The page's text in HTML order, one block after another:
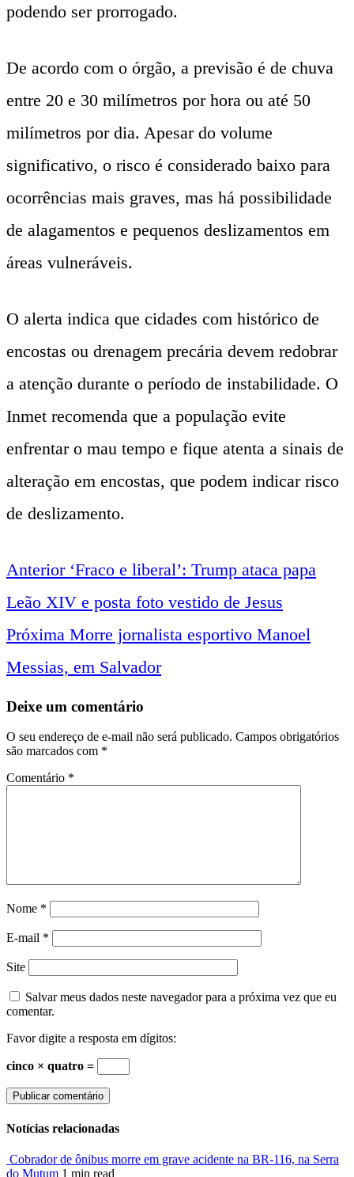
podendo ser prorrogado.
De acordo com o órgão, a previsão é de chuva
entre 20 e 30 milímetros por hora ou até 50
milímetros por dia. Apesar do volume
significativo, o risco é considerado baixo para
ocorrências mais graves, mas há possibilidade
de alagamentos e pequenos deslizamentos em
áreas vulneráveis.
O alerta indica que cidades com histórico de
encostas ou drenagem precária devem redobrar
a atenção durante o período de instabilidade. O
Inmet recomenda que a população evite
enfrentar o mau tempo e fique atenta a sinais de
alteração em encostas, que podem indicar risco
de deslizamento.
Navegação
entre
notícias
Anterior‘Fraco e liberal’: Trump ataca papa
Leão XIV e posta foto vestido de Jesus
Próxima Morre jornalista esportivo Manoel
Messias, em Salvador
Deixe um comentário
O seu endereço de e-mail não será publicado. Campos obrigatórios
são marcados com *
Comentário *
Nome *
E-mail *
Site
Salvar meus dados neste navegador para a próxima vez que eu
comentar.
Favor digite a resposta em dígitos:
cinco × quatro =
Notícias relacionadas
Cobrador de ônibus morre em grave acidente na BR-116, na Serra
do Mutum 1 min read